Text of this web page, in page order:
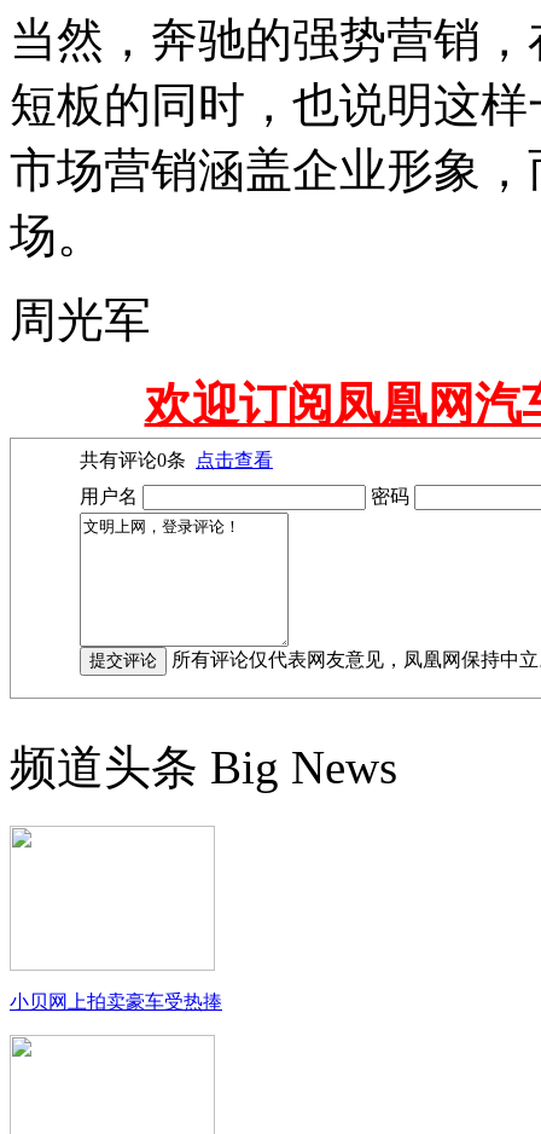
当然，奔驰的强势营销
短板的同时，也说明这
市场营销涵盖企业形象
场。
周光军
欢迎订阅凤凰网汽
共有评论0条
点击查看
用户名
密码
所有评论仅代表网友意见，凤凰网保持中
频道头条 Big News
小贝网上拍卖豪车受热捧